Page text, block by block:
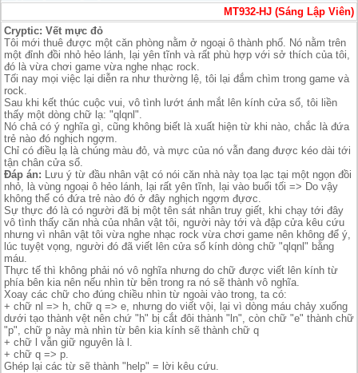
MT932-HJ (Sáng Lập Viên)
Cryptic: Vết mực đỏ
Tôi mới thuê được một căn phòng nằm ở ngoại ô thành phố. Nó nằm trên
một đỉnh đồi nhỏ hẻo lánh, lại yên tĩnh và rất phù hợp với sở thích của tôi,
đó là vừa chơi game vừa nghe nhạc rock.
Tối nay mọi việc lại diễn ra như thường lệ, tôi lại đắm chìm trong game và
rock.
Sau khi kết thúc cuộc vui, vô tình lướt ánh mắt lên kính cửa sổ, tôi liền
thấy một dòng chữ lạ: "qlqnl".
Nó chả có ý nghĩa gì, cũng không biết là xuất hiện từ khi nào, chắc là đứa
trẻ nào đó nghịch ngợm.
Chỉ có điều lạ là chúng màu đỏ, và mực của nó vẫn đang được kéo dài tới
tận chân cửa sổ.
Đáp án: Lưu ý từ đầu nhân vật có nói căn nhà này tọa lạc tại một ngọn đồi
nhỏ, là vùng ngoại ô hẻo lánh, lại rất yên tĩnh, lại vào buổi tối => Do vậy
không thể có đứa trẻ nào đó ở đây nghịch ngợm đựơc.
Sự thực đó là có người đã bị một tên sát nhân truy giết, khi chạy tới đây
vô tình thấy căn nhà của nhân vật tôi, người này tới và đập cửa kêu cứu
nhưng vì nhân vật tôi vừa nghe nhạc rock vừa chơi game nên không để ý,
lúc tuyệt vọng, người đó đã viết lên cửa sổ kính dòng chữ "qlqnl" bằng
máu.
Thực tế thì không phải nó vô nghĩa nhưng do chữ được viết lên kính từ
phía bên kia nên nếu nhìn từ bên trong ra nó sẽ thành vô nghĩa.
Xoay các chữ cho đúng chiều nhìn từ ngoài vào trong, ta có:
+ chữ nl => h, chữ q => e, nhưng do viết vội, lại vì dòng máu chảy xuống
dưới tạo thành vệt nên chứ "h" bị cắt đôi thành "ln", còn chữ "e" thành chữ
"p", chữ p này mà nhìn từ bên kia kính sẽ thành chữ q
+ chữ l vẫn giữ nguyên là l.
+ chữ q => p.
Ghép lại các từ sẽ thành "help" = lời kêu cứu.